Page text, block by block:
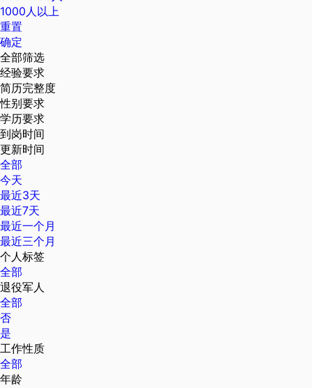
1000人以上
重置
确定
全部筛选
经验要求
简历完整度
性别要求
学历要求
到岗时间
更新时间
全部
今天
最近3天
最近7天
最近一个月
最近三个月
个人标签
全部
退役军人
全部
否
是
工作性质
全部
年龄